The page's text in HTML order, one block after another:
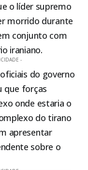
o líder supremo
morrido durante
conjunto com
iraniano.
-
do governo
que forças
onde estaria o
do tirano
apresentar
sobre o